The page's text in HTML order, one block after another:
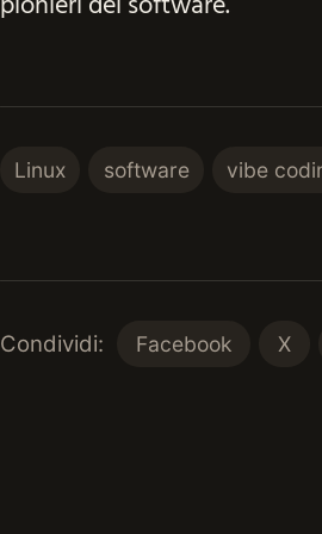
Linux software vibe
Condividi: Facebook X